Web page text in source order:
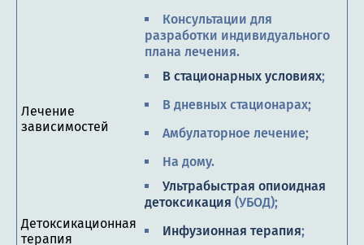
Консультации для
разработки индивидуального
плана лечения.
Лечение
зависимостей
В стационарных условиях;
В дневных стационарах;
Амбулаторное лечение;
На дому.
Детоксикационная
терапия
Ультрабыстрая опиоидная
детоксикация (УБОД);
Инфузионная терапия;